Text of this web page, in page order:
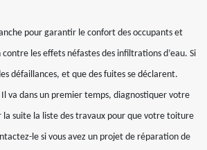
pour garantir le confort des occupants et
les effets néfastes des infiltrations d’eau. Si
défaillances, et que des fuites se déclarent.
va dans un premier temps, diagnostiquer votre
suite la liste des travaux pour que votre toiture
le si vous avez un projet de réparation de